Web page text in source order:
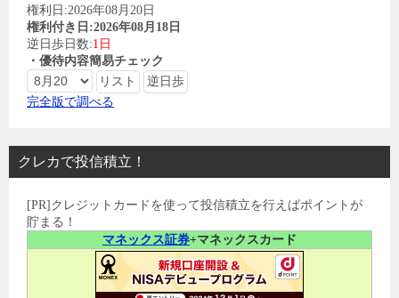
権利日:2026年08月20日
権利付き日:2026年08月18日
逆日歩日数:1日
・優待内容簡易チェック
完全版で調べる
クレカで投信積立！
[PR]クレジットカードを使って投信積立を行えばポイントが
貯まる！
マネックス証券+マネックスカード